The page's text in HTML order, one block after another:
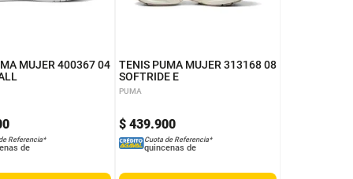
MUJER 400367 04
Referencia*
de
4 6 5 5.5 6.5
TENIS PUMA MUJER 313168 08
SOFTRIDE E
PUMA
$ 439.900
Cuota de Referencia*
quincenas de